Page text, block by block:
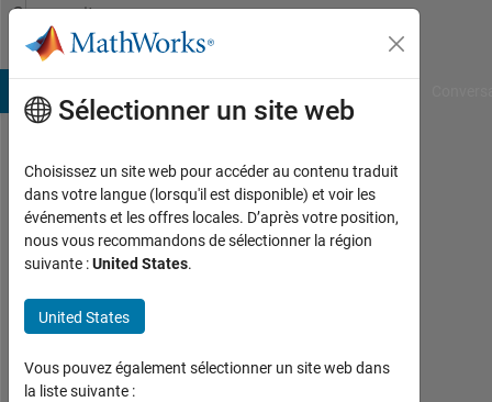
Passer au contenu
Community
Profile
Eric
Brown
Last
plus
de 4
y a
Sélectionner un site web
Choisissez un site web pour accéder au contenu traduit
dans votre langue (lorsqu'il est disponible) et voir les
événements et les offres locales. D’après votre position,
nous vous recommandons de sélectionner la région
suivante :United States.
United States
Vous pouvez également sélectionner un site web dans
la liste suivante :